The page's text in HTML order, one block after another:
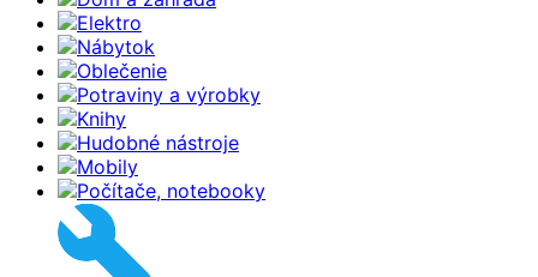
Elektro
Nábytok
Oblečenie
Potraviny a výrobky
Knihy
Hudobné nástroje
Mobily
Počítače, notebooky